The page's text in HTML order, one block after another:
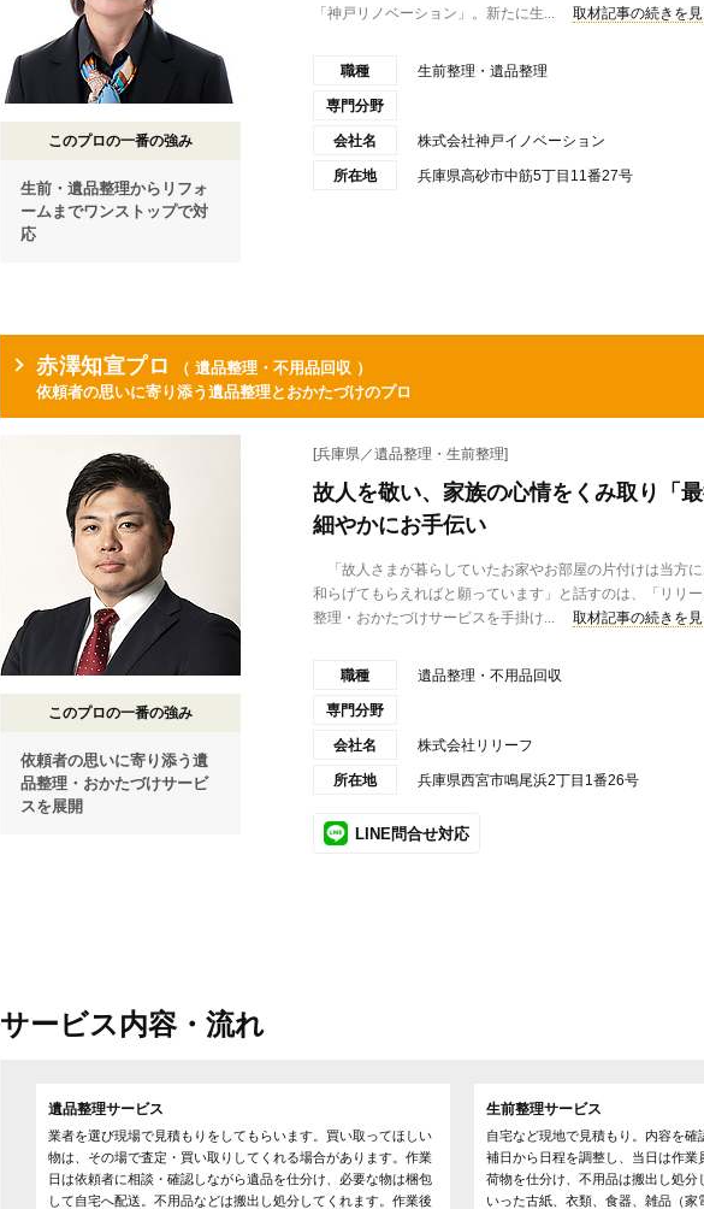
このプロの一番の強み
生前・遺品整理からリフォ
ームまでワンストップで対
応
「神戸リノベーション」。新たに生...
取材記事の続きを
職種 生前整理・遺品整理
専門分野
会社名 株式会社神戸イノベーション
所在地 兵庫県高砂市中筋5丁目11番27号
赤澤知宣プロ
（ 遺品整理・不用品回収 ）
依頼者の思いに寄り添う遺品整理とおかたづけのプロ
このプロの一番の強み
依頼者の思いに寄り添う遺
品整理・おかたづけサービ
スを展開
[兵庫県／遺品整理・生前整理]
故人を敬い、家族の心情をくみ取り「
細やかにお手伝い
「故人さまが暮らしていたお家やお部屋の片付けは当方
和らげてもらえればと願っています」と話すのは、「リリ
整理・おかたづけサービスを手掛け...
取材記事の続きを
職種 遺品整理・不用品回収
専門分野
会社名 株式会社リリーフ
所在地 兵庫県西宮市鳴尾浜2丁目1番26号
LINE問合せ対応
サービス内容・流れ
遺品整理サービス
業者を選び現場で見積もりをしてもらいます。買い取ってほしい
物は、その場で査定・買い取りしてくれる場合があります。作業
日は依頼者に相談・確認しながら遺品を仕分け、必要な物は梱包
して自宅へ配送。不用品などは搬出し処分してくれます。作業後
生前整理サービス
自宅など現地で見積もり。内容を
補日から日程を調整し、当日は作業
荷物を仕分け、不用品は搬出し処分
いった古紙、衣類、食器、雑品（家